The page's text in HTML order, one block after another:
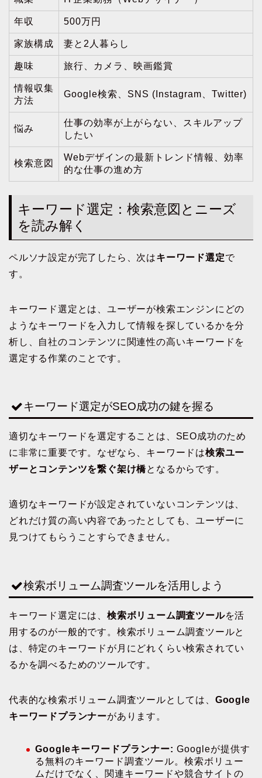
年収 500万円
家族構成 妻と2人暮らし
趣味 旅行、カメラ、映画鑑賞
情報収集
方法
Google検索、SNS (Instagram、Twitter)
悩み
仕事の効率が上がらない、スキルアップ
したい
検索意図
Webデザインの最新トレンド情報、効率
的な仕事の進め方
キーワード選定：検索意図とニーズ
を読み解く
ペルソナ設定が完了したら、次はキーワード選定で
す。
キーワード選定とは、ユーザーが検索エンジンにどの
ようなキーワードを入力して情報を探しているかを分
析し、自社のコンテンツに関連性の高いキーワードを
選定する作業のことです。
キーワード選定がSEO成功の鍵を握る
適切なキーワードを選定することは、SEO成功のため
に非常に重要です。なぜなら、キーワードは検索ユー
ザーとコンテンツを繋ぐ架け橋となるからです。
適切なキーワードが設定されていないコンテンツは、
どれだけ質の高い内容であったとしても、ユーザーに
見つけてもらうことすらできません。
検索ボリューム調査ツールを活用しよう
キーワード選定には、 検索ボリューム調査ツールを活
用するのが一般的です。検索ボリューム調査ツールと
は、特定のキーワードが月にどれくらい検索されてい
るかを調べるためのツールです。
代表的な検索ボリューム調査ツールとしては、 Google
キーワードプランナーがあります。
Googleキーワードプランナー: Googleが提供す
る無料のキーワード調査ツール。検索ボリュー
ムだけでなく、関連キーワードや競合サイトの